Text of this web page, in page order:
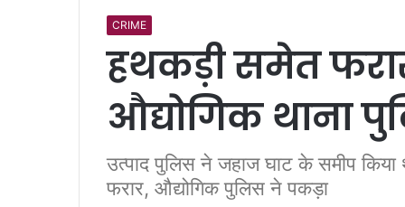
CRIME
हथकड़ी समेत
औद्योगिक थाना
उत्पाद पुलिस ने जहाज घाट के समीप
फरार, औद्योगिक पुलिस ने पकड़ा